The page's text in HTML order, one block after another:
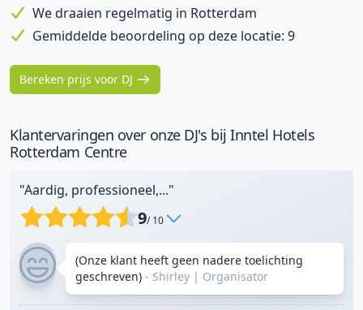
We draaien regelmatig in Rotterdam
Gemiddelde beoordeling op deze locatie: 9
Bereken prijs voor DJ
Klantervaringen over onze DJ's bij Inntel Hotels
Rotterdam Centre
"Aardig, professioneel,..."
9/ 10
(Onze klant heeft geen nadere toelichting
geschreven) - Shirley | Organisator